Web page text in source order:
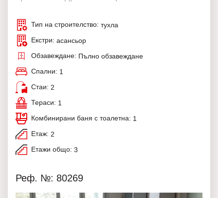
Тип на строителство: тухла
Екстри: асансьор
Обзавеждане: Пълно обзавеждане
Спални: 1
Стаи: 2
Тераси: 1
Комбинирани баня с тоалетна: 1
Етаж: 2
Етажи общо: 3
Реф. №: 80269